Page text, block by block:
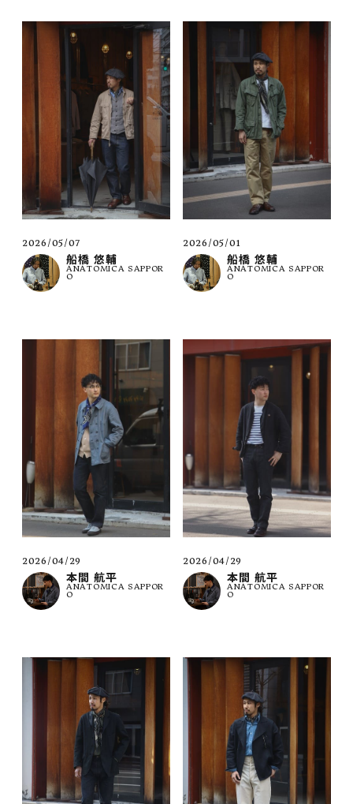
2026/05/07
船橋 悠輔
ANATOMICA SAPPOR
O
2026/05/01
船橋 悠輔
ANATOMICA SAPPOR
O
2026/04/29
本間 航平
ANATOMICA SAPPOR
O
2026/04/29
本間 航平
ANATOMICA SAPPOR
O